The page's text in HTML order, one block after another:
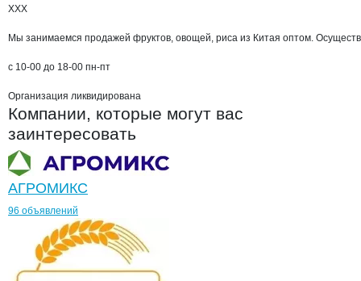
ХХХ
Мы занимаемся продажей фруктов, овощей, риса из Китая оптом.
с 10-00 до 18-00 пн-пт
Организация ликвидирована
Компании, которые могут вас
заинтересовать
АГРОМИКС
96 объявлений